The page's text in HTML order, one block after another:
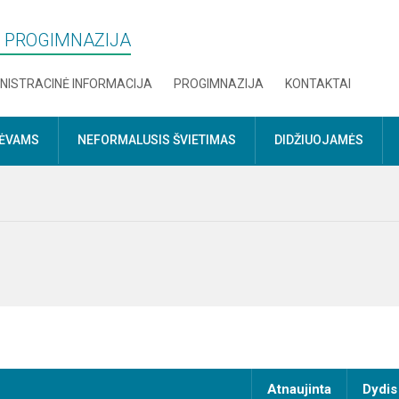
PROGIMNAZIJA
INFORMACIJA PROGIMNAZIJA KONTAKTAI
NEFORMALUSIS ŠVIETIMAS DIDŽIUOJAMĖS
Atnaujinta Dydis